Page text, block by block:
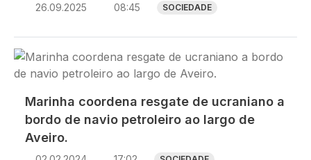
26.09.2025 08:45 SOCIEDADE
Imagem
Marinha coordena resgate de ucraniano a
bordo de navio petroleiro ao largo de
Aveiro.